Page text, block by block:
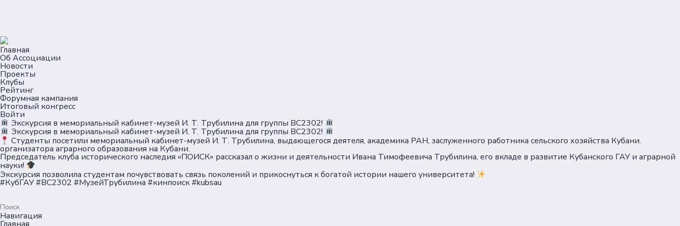
Главная
Об Ассоциации
Новости
Проекты
Клубы
Рейтинг
Форумная кампания
Итоговый конгресс
Войти
Экскурсия в мемориальный кабинет-музей И. Т. Трубилина для группы ВС2302!
Экскурсия в мемориальный кабинет-музей И. Т. Трубилина для группы ВС2302!
Студенты посетили мемориальный кабинет-музей И. Т. Трубилина, выдающегося деятеля, академика РАН, заслуженного работника сельского хозяйства Кубани.
организатора аграрного образования на Кубани.
Председатель клуба исторического наследия «ПОИСК» рассказал о жизни и деятельности Ивана Тимофеевича Трубилина, его вкладе в развитие Кубанского ГАУ и аграрной
науки!
Экскурсия позволила студентам почувствовать связь поколений и прикоснуться к богатой истории нашего университета!
#КубГАУ #ВС2302 #МузейТрубилина #кинпоиск #kubsau
Навигация